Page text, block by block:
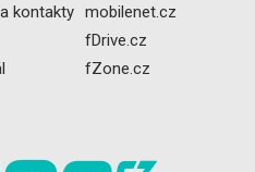
kontakty mobilenet.cz
fDrive.cz
fZone.cz